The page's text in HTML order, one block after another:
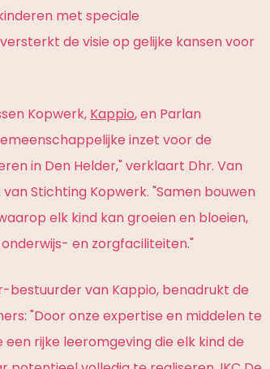
met speciale
de visie op gelijke kansen voor
Kopwerk, Kappio, en Parlan
inzet voor de
in Den Helder," verklaart Dhr. Van
Stichting Kopwerk. "Samen bouwen
elk kind kan groeien en bloeien,
en zorgfaciliteiten."
bestuurder van Kappio, benadrukt de
"Door onze expertise en middelen te
rijke leeromgeving die elk kind de